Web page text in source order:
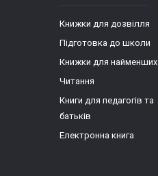
Книжки для дозвілля
Підготовка до школи
Книжки для найменших
Читання
Книги для педагогів та
батьків
Електронна книга